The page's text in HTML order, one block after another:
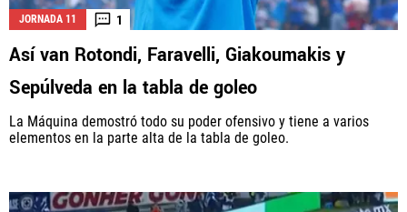
La aceptación de una de las ofertas presentadas en esta página
puede dar lugar a un pago aVamos Azul. Este pago puede influir en
cómo y dónde aparecen los operadores de juego en la página y en el
orden en que aparecen, pero no influye en nuestras evaluaciones.
JORNADA 11 1
Así van Rotondi, Faravelli, Giakoumakis y
Sepúlveda en la tabla de goleo
La Máquina demostró todo su poder ofensivo y tiene a varios
elementos en la parte alta de la tabla de goleo.